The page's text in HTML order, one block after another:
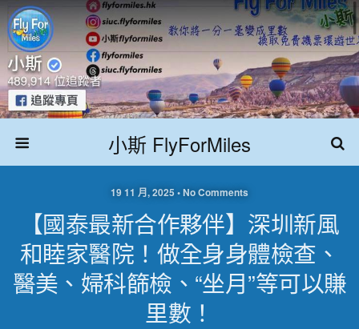
小斯 FlyForMiles
19 11 月, 2025 • No Comments
【國泰最新合作夥伴】深圳新風
和睦家醫院！做全身身體檢查、
醫美、婦科篩檢、“坐月”等可以賺
里數！